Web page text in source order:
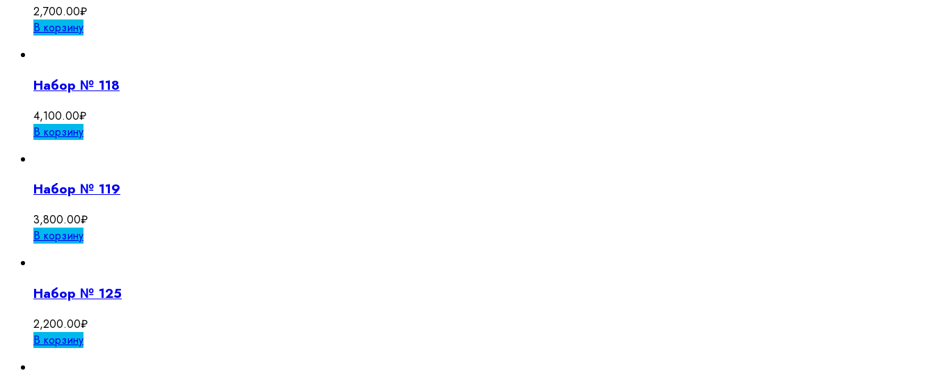
2,700.00₽
В корзину
Набор № 118
4,100.00₽
В корзину
Набор № 119
3,800.00₽
В корзину
Набор № 125
2,200.00₽
В корзину